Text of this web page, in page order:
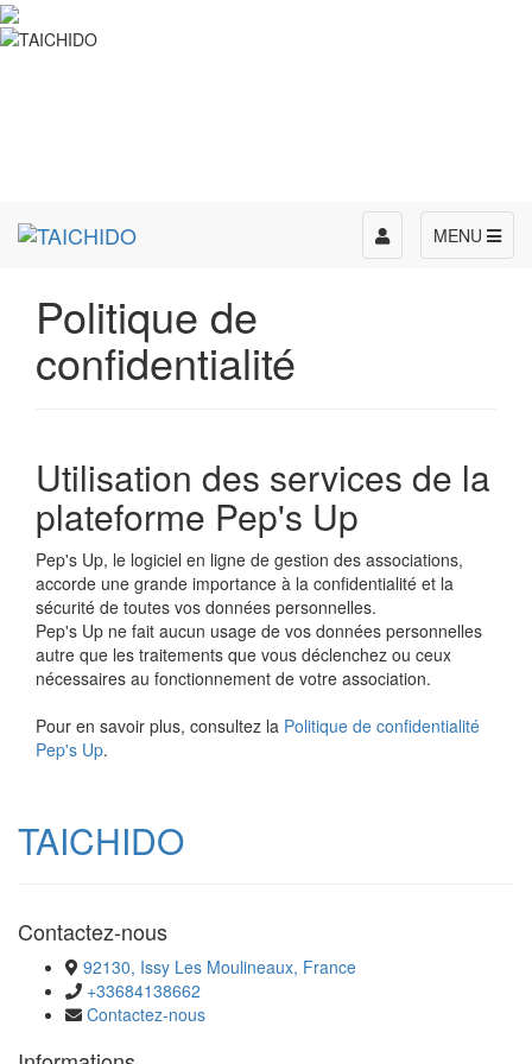
MENU
Toggle
navigation
Politique de
confidentialité
Utilisation des services de la
plateforme Pep's Up
Pep's Up, le logiciel en ligne de gestion des associations,
accorde une grande importance à la confidentialité et la
sécurité de toutes vos données personnelles.
Pep's Up ne fait aucun usage de vos données personnelles
autre que les traitements que vous déclenchez ou ceux
nécessaires au fonctionnement de votre association.
Pour en savoir plus, consultez la Politique de confidentialité
Pep's Up.
TAICHIDO
Contactez-nous
92130, Issy Les Moulineaux, France
+33684138662
Contactez-nous